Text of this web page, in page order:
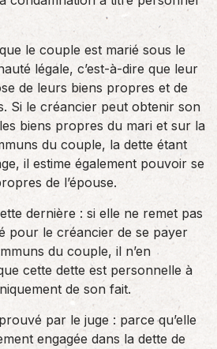
le couple est marié sous le
légale, c’est-à-dire que leur
de leurs biens propres et de
Si le créancier peut obtenir son
biens propres du mari et sur la
du couple, la dette étant
il estime également pouvoir se
de l’épouse.
dernière : si elle ne remet pas
pour le créancier de se payer
du couple, il n’en
cette dette est personnelle à
de son fait.
par le juge : parce qu’elle
engagée dans la dette de